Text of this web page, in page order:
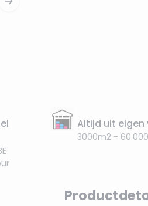
Altijd uit
3000m2 -